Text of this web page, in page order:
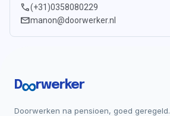
call(+31)0358080229
mailmanon@doorwerker.nl
D∞rwerker
Doorwerken na pensioen, goed geregeld.